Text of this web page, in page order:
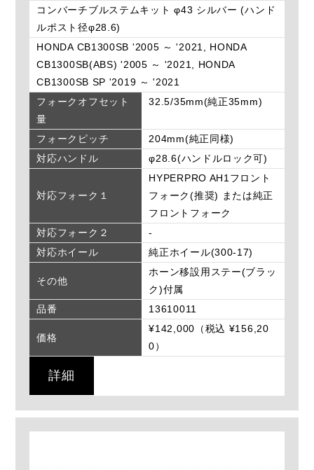
コンバーチブルステムキット φ43 シルバー (ハンド
ルポスト径φ28.6)
HONDA CB1300SB '2005 ～ '2021, HONDA
CB1300SB(ABS) '2005 ～ '2021, HONDA
CB1300SB SP '2019 ～ '2021
フォークオフセット
量
32.5/35mm(純正35mm)
フォークピッチ
204mm(純正同様)
対応ハンドル
φ28.6(ハンドルロック可)
対応フォーク１
HYPERPRO AH1フロント
フォーク(推奨) または純正
フロントフォーク
対応フォーク２
-
対応ホイール
純正ホイール(300-17)
その他
ホーン移設用ステー(ブラッ
ク)付属
品番
13610011
価格
¥142,000（税込 ¥156,20
0）
詳細